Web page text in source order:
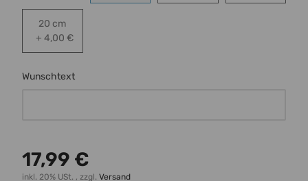
20 cm20 cm
+ 4,00 €
Wunschtext
17,99 €
inkl. 20% USt. , zzgl. Versand